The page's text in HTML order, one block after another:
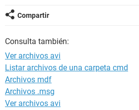
Compartir
Consulta también:
Ver archivos avi
Listar archivos de una carpeta cmd
Archivos mdf
Archivos .msg
Ver archivos avi